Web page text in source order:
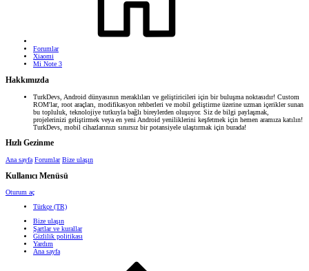
Forumlar
Xiaomi
Mi Note 3
Hakkımızda
TurkDevs, Android dünyasının meraklıları ve geliştiricileri için bir buluşma noktasıdır! Custom
ROM'lar, root araçları, modifikasyon rehberleri ve mobil geliştirme üzerine uzman içerikler sunan
bu topluluk, teknolojiye tutkuyla bağlı bireylerden oluşuyor. Siz de bilgi paylaşmak,
projelerinizi geliştirmek veya en yeni Android yeniliklerini keşfetmek için hemen aramıza katılın!
TurkDevs, mobil cihazlarınızı sınırsız bir potansiyele ulaştırmak için burada!
Hızlı Gezinme
Ana sayfa Forumlar Bize ulaşın
Kullanıcı Menüsü
Oturum aç
Türkçe (TR)
Bize ulaşın
Şartlar ve kurallar
Gizlilik politikası
Yardım
Ana sayfa